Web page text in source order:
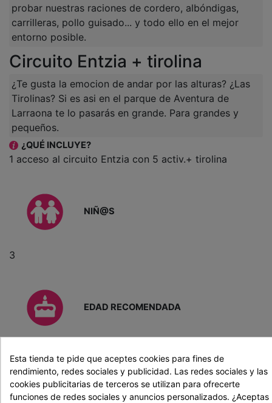
probar nuestras raciones de cordero, albóndigas,
carrilleras, pollo guisado... y todo ello en el mejor
entorno posible.
Circuito Entzia + tirolina
¿Te gusta la emocion de andar por las alturas? ¿Las
Tirolinas? Si es asi en el parque de Aventura de
Larraona te lo pasarás en grande. Para grandes y
pequeños.
¿QUÉ INCLUYE?
1 acceso al circuito Entzia con 5 activ.+ tirolina
NIÑ@S
3
EDAD RECOMENDADA
INFORMACIÓN PRÁCTICA
De difícil confirmación en temporada de invierno.
Esta tienda te pide que aceptes cookies para fines de
rendimiento, redes sociales y publicidad. Las redes sociales y las
cookies publicitarias de terceros se utilizan para ofrecerte
funciones de redes sociales y anuncios personalizados. ¿Aceptas